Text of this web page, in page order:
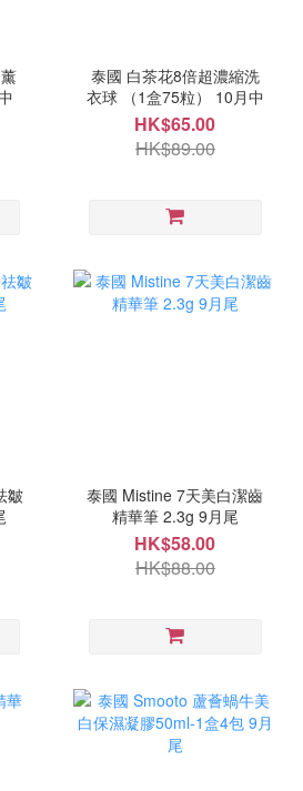
泰國 白茶花8倍超濃縮洗
衣球 （1盒75粒） 10月中
HK$65.00
HK$89.00
皺
泰國 Mistine 7天美白潔齒
精華筆 2.3g 9月尾
HK$58.00
HK$88.00